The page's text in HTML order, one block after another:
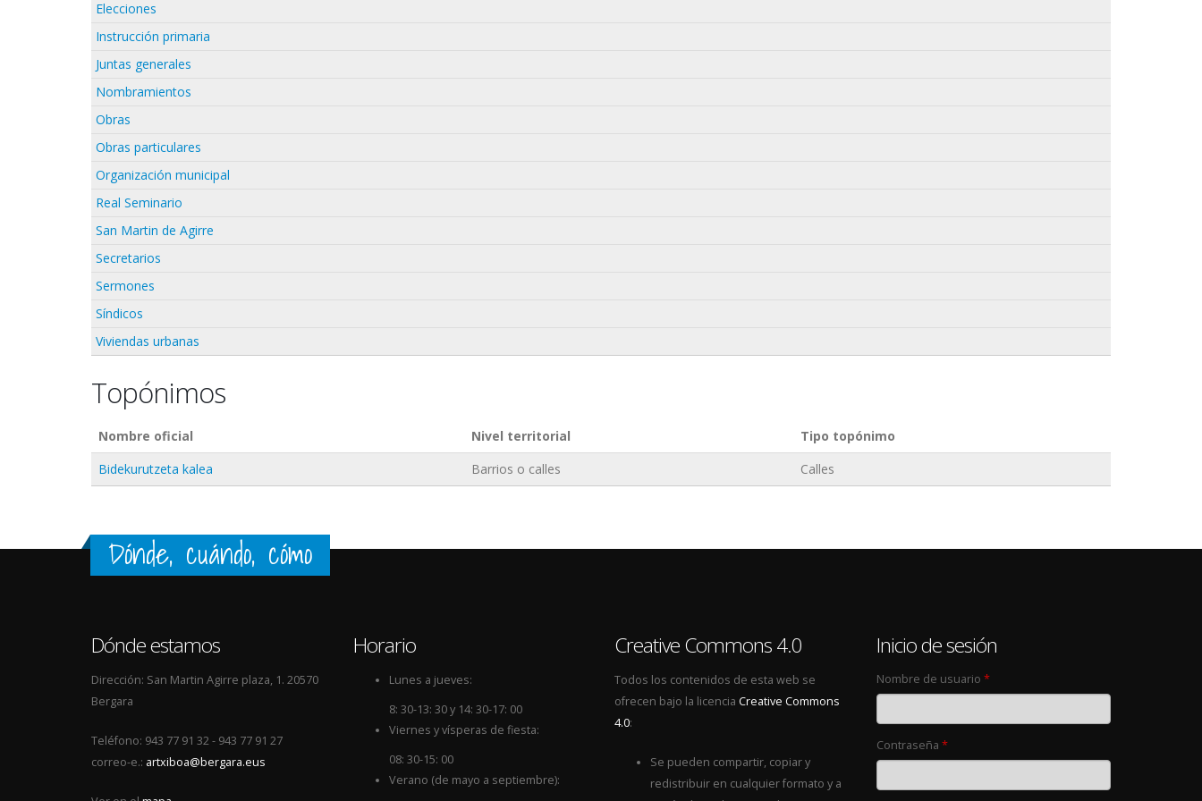
Elecciones
Instrucción primaria
Juntas generales
Nombramientos
Obras
Obras particulares
Organización municipal
Real Seminario
San Martin de Agirre
Secretarios
Sermones
Síndicos
Viviendas urbanas
Topónimos
Nombre oficial Nivel territorial
Tipo topónimo
Bidekurutzeta kalea
Barrios o calles Calles
Dónde, cuándo, cómo
Dónde estamos
Dirección: San Martin Agirre plaza, 1. 20570
Bergara
Teléfono: 943 77 91 32 - 943 77 91 27
correo-e.: artxiboa@bergara.eus
Horario
Lunes a jueves:
8: 30-13: 30 y 14: 30-17: 00
Viernes y vísperas de fiesta:
08: 30-15: 00
Verano (de mayo a septiembre):
Creative Commons 4.0
Todos los contenidos de esta web se
ofrecen bajo la licencia Creative Commons
4.0:
Se pueden compartir, copiar y
redistribuir en cualquier formato y a
Inicio de sesión
Nombre de usuario *
Contraseña *